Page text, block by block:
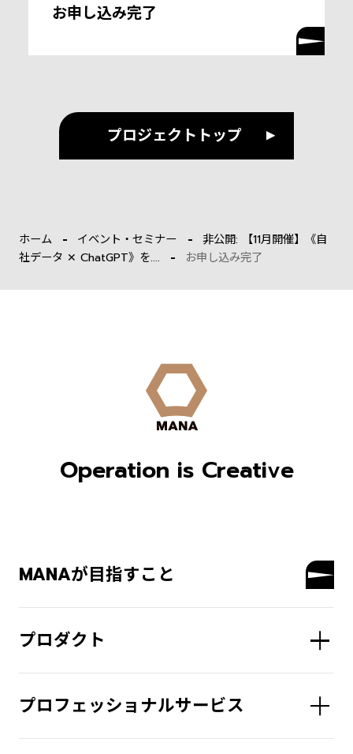
お申し込み完了
プロジェクトトップ
ホーム イベント・セミナー
非公開: 【11月開催】《自
社データ ✕ ChatGPT》を....
お申し込み完了
Operation is Creative
MANAが目指すこと
プロダクト
プロフェッショナルサービス